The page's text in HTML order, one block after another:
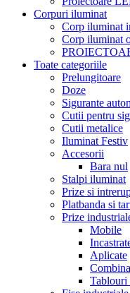
Corpuri iluminat
Corp iluminat
Corp iluminat
Toate categoriile
Prelungitoare
Doze
Sigurante
Cutii pentru
Cutii metalice
Iluminat Festiv
Accesorii
Bara nul
Stalpi iluminat
Prize si
Platbanda si
Prize
Mobile
Aplicate
Tablouri